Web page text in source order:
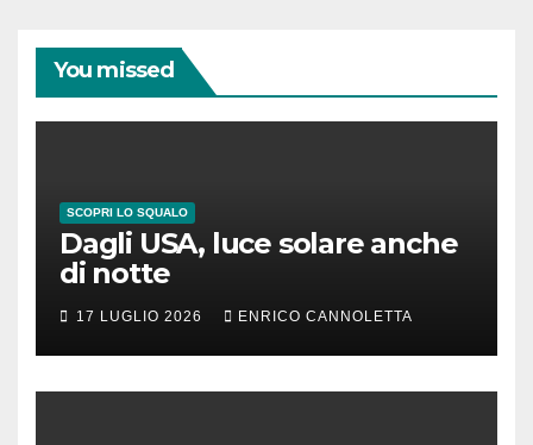
You missed
SCOPRI LO SQUALO
Dagli USA, luce solare anche
di notte
17 LUGLIO 2026 ENRICO CANNOLETTA